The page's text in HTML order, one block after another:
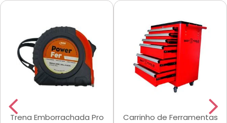
Trena Emborrachada Pro
Carrinho de Ferramentas